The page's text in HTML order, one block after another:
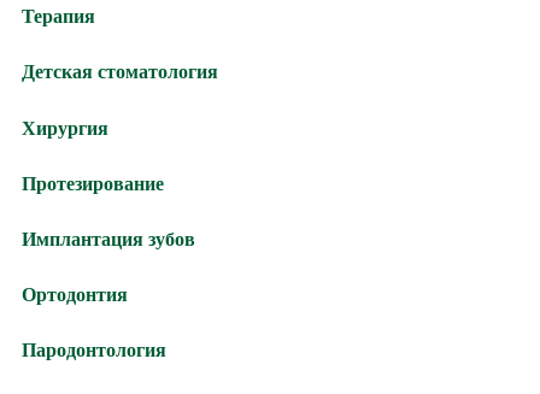
Терапия
Детская стоматология
Хирургия
Протезирование
Имплантация зубов
Ортодонтия
Пародонтология